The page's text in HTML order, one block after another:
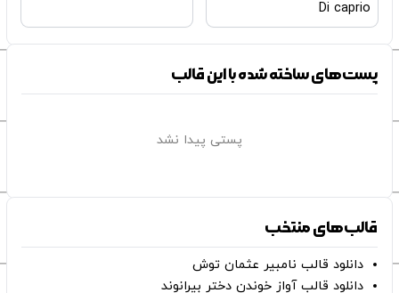
Di caprio
پست‌های ساخته شده با این قالب
پستی پیدا نشد
قالب‌های منتخب
دانلود قالب نامبیر عثمان ‌توش
دانلود قالب آواز خوندن دختر بیرانوند